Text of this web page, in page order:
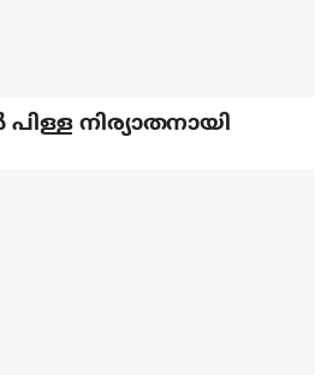
പിള്ള നിര്യാതനായി